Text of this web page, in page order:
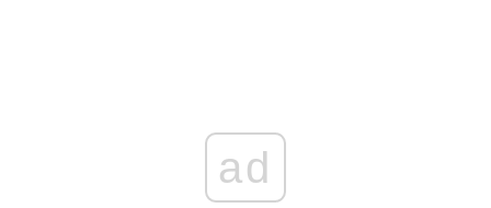
ad